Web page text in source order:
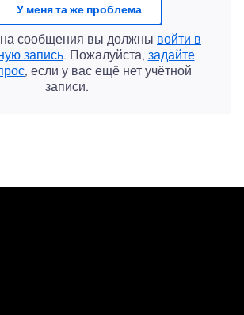
У меня та же проблема
на сообщения вы должны войти в
запись. Пожалуйста, задайте
, если у вас ещё нет учётной
записи.